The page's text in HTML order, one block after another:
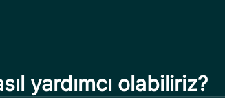
yardımcı olabiliriz?